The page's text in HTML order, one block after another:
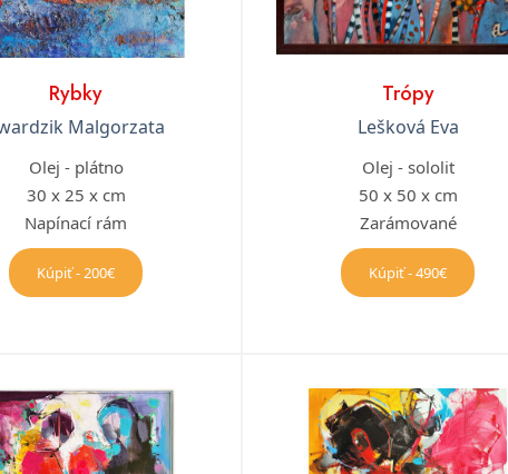
Rybky
Malgorzata
Olej - plátno
30 x 25 x cm
Napínací rám
Kúpiť - 200€
Trópy
Lešková Eva
Olej - sololit
50 x 50 x cm
Zarámované
Kúpiť - 490€